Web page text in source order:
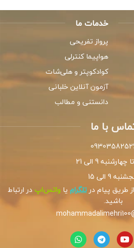
خدمات ما
پرواز تفریحی
هواپیما کنترلی
کوادکوپتر و هلی‌شات
آزمون آنلاین خلبانی
دانستنی و مطالب
با ما
9 الی 21
9 الی 15
طریق پیام درتلگرام یاواتس‌اپدر ارتباط
باشید.